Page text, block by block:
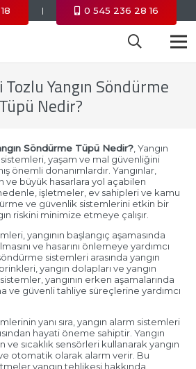
| 0 545 236 28 16
Yangın Söndürme
Tüpü Nedir?
Söndürme Tüpü Nedir?, Yangın
yaşam ve mal güvenliğini
önemli donanımlardır. Yangınlar,
ve büyük hasarlara yol açabilen
işletmeler, ev sahipleri ve kamu
ve güvenlik sistemlerini etkin bir
riskini minimize etmeye çalışır.
yangının başlangıç aşamasında
ve hasarını önlemeye yardımcı
sistemleri arasında yangın
yangın dolapları ve yangın
yangının erken aşamalarında
ve güvenli tahliye süreçlerine yardımcı
yanı sıra, yangın alarm sistemleri
hayati öneme sahiptir. Yangın
sıcaklık sensörleri kullanarak yangın
otomatik olarak alarm verir. Bu
yangın tehlikesi hakkında